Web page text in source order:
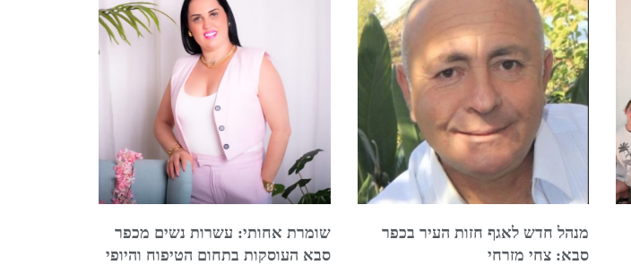
מנהל חדש לאגף חזות העיר בכפר
סבא: צחי מזרחי
שומרת אחותי: עשרות נשים מכפר
סבא העוסקות בתחום הטיפוח והיופי